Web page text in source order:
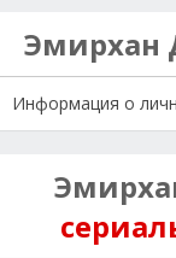
Эмирхан
Информация о